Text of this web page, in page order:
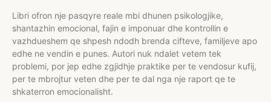
Libri ofron nje pasqyre reale mbi dhunen psikologjike,
shantazhin emocional, fajin e imponuar dhe kontrollin e
vazhdueshem qe shpesh ndodh brenda cifteve, familjeve apo
edhe ne vendin e punes. Autori nuk ndalet vetem tek
problemi, por jep edhe zgjidhje praktike per te vendosur kufij,
per te mbrojtur veten dhe per te dal nga nje raport qe te
shkaterron emocionalisht.